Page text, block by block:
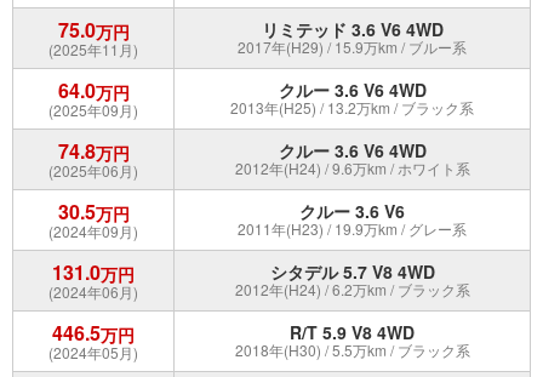
75.0万円
(2025年11月)
リミテッド 3.6 V6 4WD
2017年(H29) / 15.9万km / ブルー系
64.0万円
(2025年09月)
クルー 3.6 V6 4WD
2013年(H25) / 13.2万km / ブラック系
74.8万円
(2025年06月)
クルー 3.6 V6 4WD
2012年(H24) / 9.6万km / ホワイト系
30.5万円
(2024年09月)
クルー 3.6 V6
2011年(H23) / 19.9万km / グレー系
131.0万円
(2024年06月)
シタデル 5.7 V8 4WD
2012年(H24) / 6.2万km / ブラック系
446.5万円
(2024年05月)
R/T 5.9 V8 4WD
2018年(H30) / 5.5万km / ブラック系